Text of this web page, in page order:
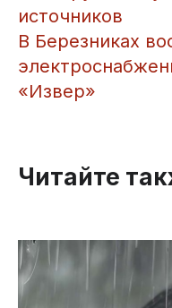
источников
​В Березниках
«Извер»
Читайте